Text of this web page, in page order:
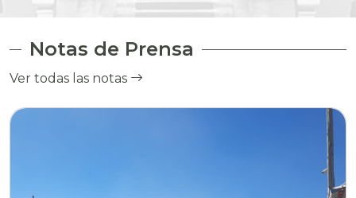
Notas de Prensa
Ver todas las notas